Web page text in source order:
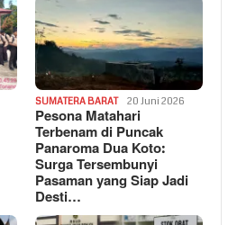
SUMATERA BARAT 20 Juni 2026
Pesona Matahari
Terbenam di Puncak
Panaroma Dua Koto:
Surga Tersembunyi
Pasaman yang Siap Jadi
Desti…